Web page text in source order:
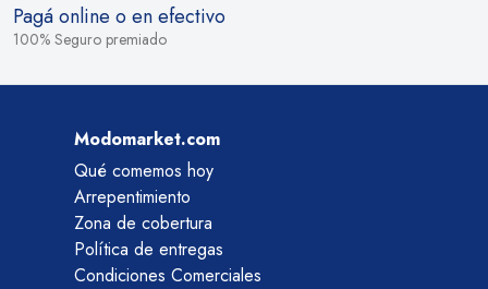
Pagá online o en efectivo
100% Seguro premiado
Modomarket.com
Qué comemos hoy
Arrepentimiento
Zona de cobertura
Política de entregas
Condiciones Comerciales